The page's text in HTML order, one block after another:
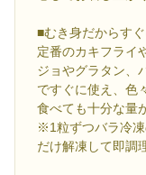
■むき身だからす
定番のカキフライ
ジョやグラタン、
ですぐに使え、色
食べても十分な量
※1粒ずつバラ冷
だけ解凍して即調